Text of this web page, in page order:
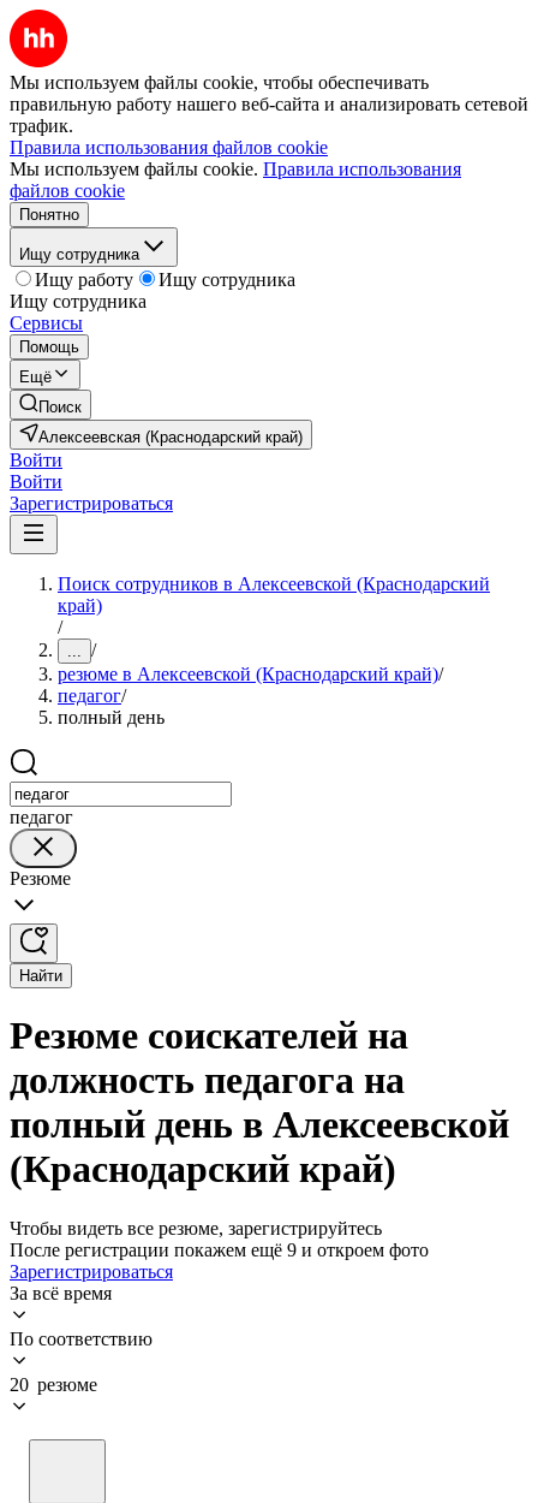
Мы используем файлы cookie, чтобы обеспечивать
правильную работу нашего веб-сайта и анализировать сетевой
трафик.
Правила использования файлов cookie
Мы используем файлы cookie. Правила использования
файлов cookie
Понятно
Ищу сотрудника
Ищу работу
Ищу сотрудника
Ищу сотрудника
Сервисы
Помощь
Ещё
Поиск
Алексеевская (Краснодарский край)
Войти
Войти
Зарегистрироваться
Поиск сотрудников в Алексеевской (Краснодарский
край)
/
... /
резюме в Алексеевской (Краснодарский край)/
педагог/
полный день
педагог
Резюме
Найти
Резюме соискателей на
должность педагога на
полный день в Алексеевской
(Краснодарский край)
Чтобы видеть все резюме, зарегистрируйтесь
После регистрации покажем ещё 9 и откроем фото
Зарегистрироваться
За всё время
По соответствию
20 резюме